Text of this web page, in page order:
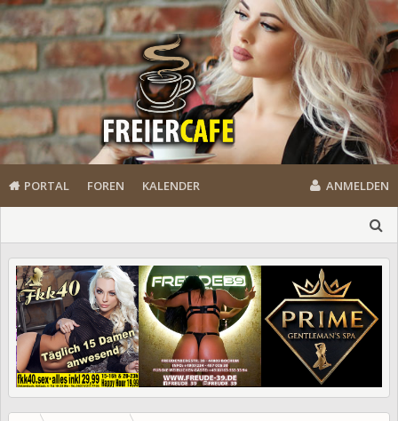
PORTAL FOREN KALENDER ANMELDEN